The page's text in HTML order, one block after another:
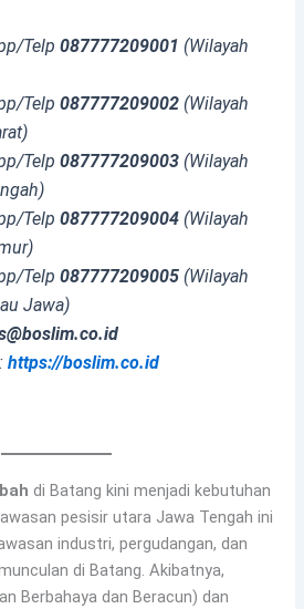
Telp 087777209001 (Wilayah
Telp 087777209002(Wilayah
Telp 087777209003(Wilayah
Telp 087777209004(Wilayah
Telp 087777209005(Wilayah
Jawa)
https://boslim.co.id
di Batang kini menjadi kebutuhan
pesisir utara Jawa Tengah ini
industri, pergudangan, dan
di Batang. Akibatnya,
Berbahaya dan Beracun) dan